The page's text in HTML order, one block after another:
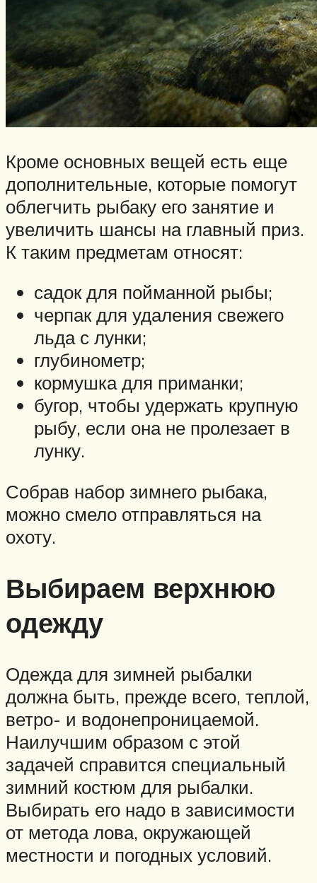
Кроме основных вещей есть еще
дополнительные, которые помогут
облегчить рыбаку его занятие и
увеличить шансы на главный приз.
К таким предметам относят:
садок для пойманной рыбы;
черпак для удаления свежего
льда с лунки;
глубинометр;
кормушка для приманки;
бугор, чтобы удержать крупную
рыбу, если она не пролезает в
лунку.
Собрав набор зимнего рыбака,
можно смело отправляться на
охоту.
Выбираем верхнюю
одежду
Одежда для зимней рыбалки
должна быть, прежде всего, теплой,
ветро- и водонепроницаемой.
Наилучшим образом с этой
задачей справится специальный
зимний костюм для рыбалки.
Выбирать его надо в зависимости
от метода лова, окружающей
местности и погодных условий.